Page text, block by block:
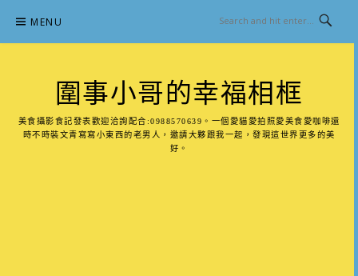
content
MENU
圍事小哥的幸福相框
美食攝影食記發表歡迎洽詢配合:0988570639。一個愛貓愛拍照愛美食愛咖啡還
時不時裝文青寫寫小東西的老男人，邀請大夥跟我一起，發現這世界更多的美
好。